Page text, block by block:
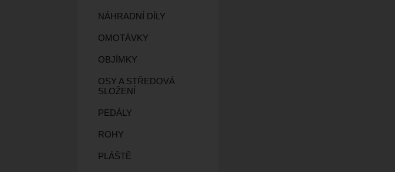
NÁHRADNÍ DÍLY
OMOTÁVKY
OBJÍMKY
OSY A STŘEDOVÁ
SLOŽENÍ
PEDÁLY
ROHY
PLÁŠTĚ